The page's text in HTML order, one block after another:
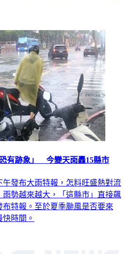
有跡象」 今變天雨轟15縣市
發布大雨特報，怎料旺盛熱對流
勢越來越大，「這縣市」直接飆
特報。至於夏季颱風是否要來
時間。